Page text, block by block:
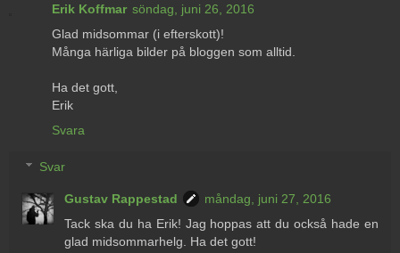
Erik Koffmar söndag, juni 26, 2016
Glad midsommar (i efterskott)!
Många härliga bilder på bloggen som alltid.
Ha det gott,
Erik
Svara
Svar
Gustav Rappestad
måndag, juni 27, 2016
Tack ska du ha Erik! Jag hoppas att du också hade en
glad midsommarhelg. Ha det gott!